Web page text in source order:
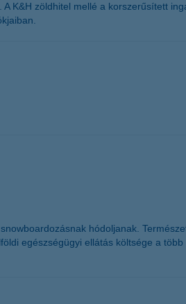
K&H zöldhitel mellé a korszerűsített
hódoljanak.
egészségügyi ellátás költsége a több